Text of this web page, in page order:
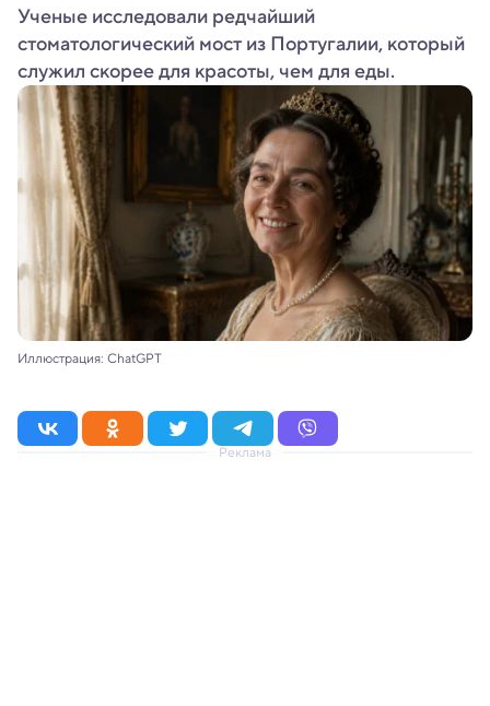
Ученые исследовали редчайший
стоматологический мост из Португалии, который
служил скорее для красоты, чем для еды.
Иллюстрация: ChatGPT
Реклама